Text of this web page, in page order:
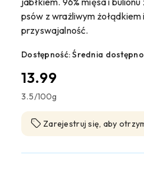
psów z wrażliwym
przyswajalność.
Dostępność:Średnia
cena:
13.99
3.5/100g
Zarejestruj się, aby